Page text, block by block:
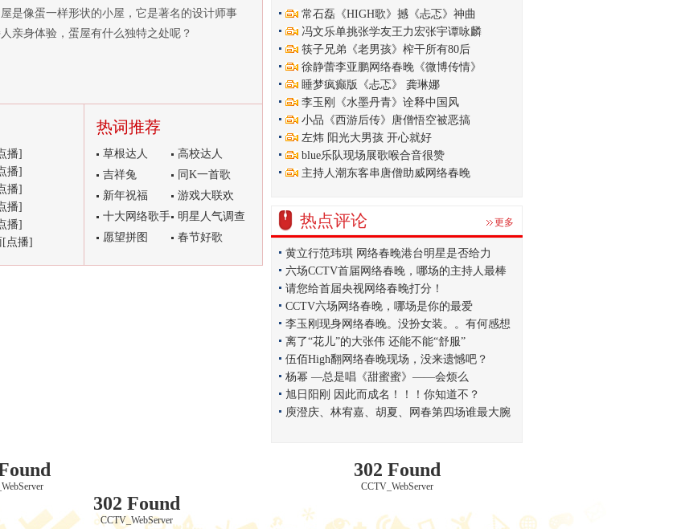
是像蛋一样形状的小屋，它是著名的设计师事
亲身体验，蛋屋有什么独特之处呢？
播]
播]
播]
播]
播]
[点播]
热词推荐
草根达人
高校达人
吉祥兔
同K一首歌
新年祝福
游戏大联欢
十大网络歌手
明星人气调查
愿望拼图
春节好歌
常石磊《HIGH歌》撼《忐忑》神曲
冯文乐单挑张学友王力宏张宇谭咏麟
筷子兄弟《老男孩》榨干所有80后
徐静蕾李亚鹏网络春晚《微博传情》
睡梦疯癫版《忐忑》 龚琳娜
李玉刚《水墨丹青》诠释中国风
小品《西游后传》唐僧悟空被恶搞
左炜 阳光大男孩 开心就好
blue乐队现场展歌喉合音很赞
主持人潮东客串唐僧助威网络春晚
热点评论 更多
黄立行范玮琪 网络春晚港台明星是否给力
六场CCTV首届网络春晚，哪场的主持人最棒
请您给首届央视网络春晚打分！
CCTV六场网络春晚，哪场是你的最爱
李玉刚现身网络春晚。没扮女装。。有何感想
离了“花儿”的大张伟 还能不能“舒服”
伍佰High翻网络春晚现场，没来遗憾吧？
杨幂 —总是唱《甜蜜蜜》——会烦么
旭日阳刚 因此而成名！！！你知道不？
庾澄庆、林宥嘉、胡夏、网春第四场谁最大腕
302 Found
CCTV_WebServer
302 Found
CCTV_WebServer